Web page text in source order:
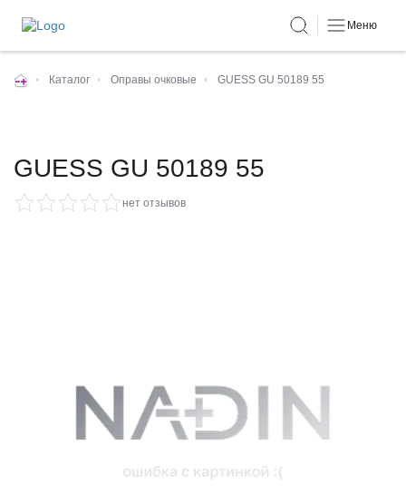
Меню
• Каталог • Оправы очковые • GUESS GU 50189 55
GUESS GU 50189 55
нет отзывов